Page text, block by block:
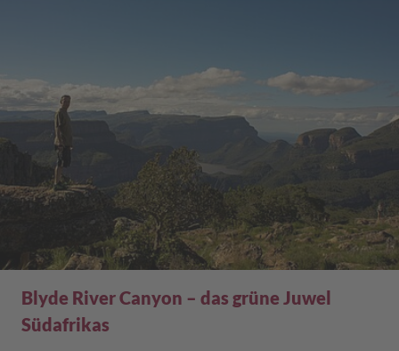
Blyde River Canyon – das grüne Juwel
Südafrikas